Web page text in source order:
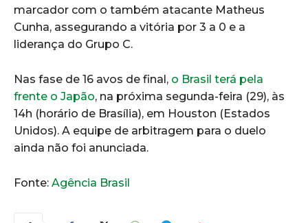
marcador com o também atacante Matheus
Cunha, assegurando a vitória por 3 a 0 e a
liderança do Grupo C.
Nas fase de 16 avos de final, o Brasil terá pela
frente o Japão, na próxima segunda-feira (29), às
14h (horário de Brasília), em Houston (Estados
Unidos). A equipe de arbitragem para o duelo
ainda não foi anunciada.
Fonte: Agência Brasil